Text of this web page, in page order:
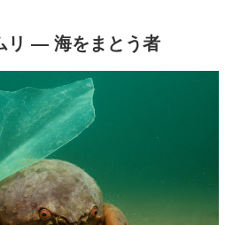
リ ― 海をまとう者